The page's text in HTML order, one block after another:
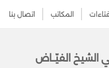
المكاتب اتصال بنا
الشيخ الفيّــاض